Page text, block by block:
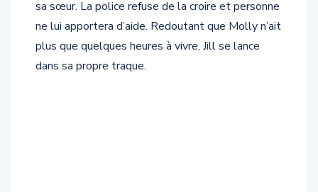
ne lui apportera d’aide. Redoutant que Molly n’ait
plus que quelques heures à vivre, Jill se lance
dans sa propre traque.